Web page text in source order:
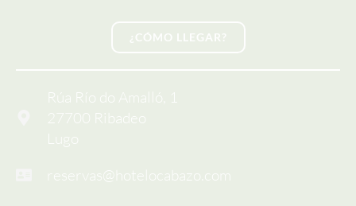
¿CÓMO LLEGAR?
Rúa Río do Amalló, 1
27700 Ribadeo
Lugo
reservas@hotelocabazo.com